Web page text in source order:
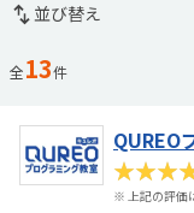
並び替え
全13件
QUREO
※ 上記の評価